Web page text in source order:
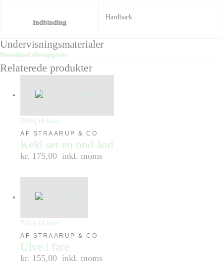
Indbinding
Hardback
Undervisningsmaterialer
Download elevopgaver
Relaterede produkter
Tilføj til kurv
AF STRAARUP & CO
Keld ser en ond ånd
kr. 175,00 inkl. moms
Tilføj til kurv
AF STRAARUP & CO
Ulve i fare
kr. 155,00 inkl. moms